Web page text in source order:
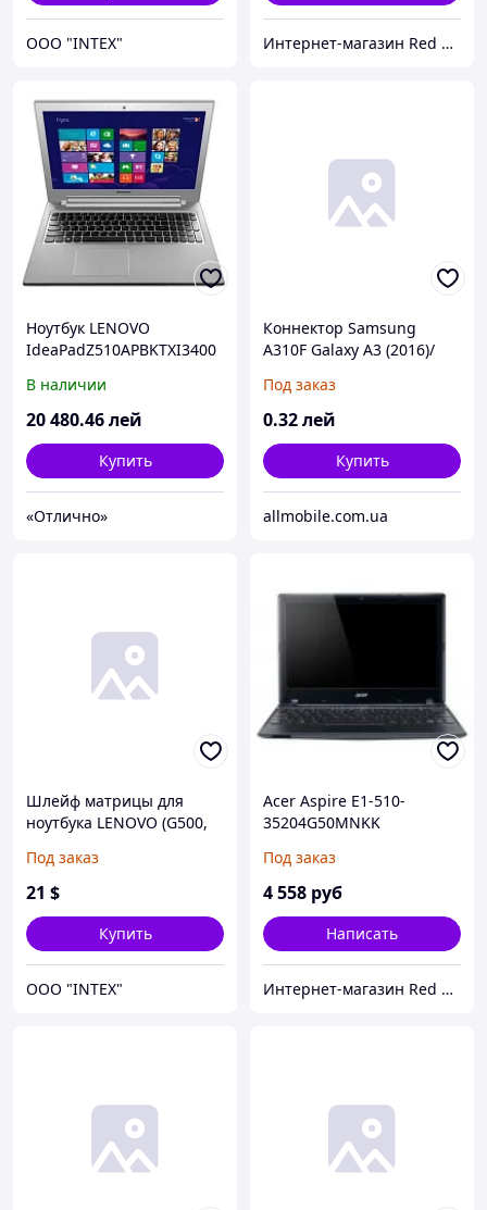
OOO "INTEX" Интернет-магазин Red Storm
Ноутбук LENOVO
IdeaPadZ510APBKTXI3400
(59400494)
В наличии
20 480.46лей
Купить
«Отлично»
Коннектор Samsung
A310F Galaxy A3 (2016)/
G928/ N920
Под заказ
0.32лей
Купить
allmobile.com.ua
Шлейф матрицы для
ноутбука LENOVO (G500,
под камеру (MB: DIS)
Под заказ
21 $
Купить
OOO "INTEX"
Acer Aspire E1-510-
35204G50MNKK
Под заказ
4 558 руб
Написать
Интернет-магазин Red Storm